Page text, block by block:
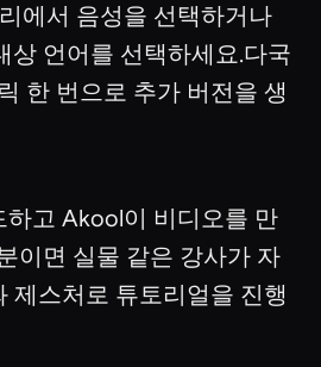
에서 음성을 선택하거나
상 언어를 선택하세요.다국
한 번으로 추가 버전을 생
하고 Akool이 비디오를 만
이면 실물 같은 강사가 자
제스처로 튜토리얼을 진행